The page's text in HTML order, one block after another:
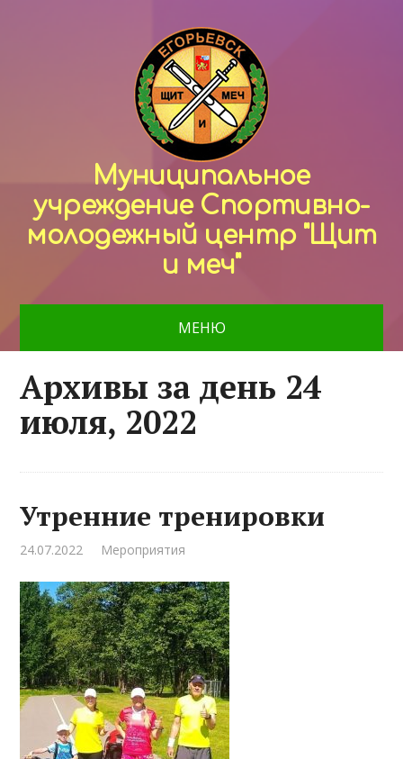
Муниципальное
учреждение Спортивно-
молодежный центр "Щит
и меч"
МЕНЮ
Архивы за день 24
июля, 2022
Утренние тренировки
24.07.2022 Мероприятия